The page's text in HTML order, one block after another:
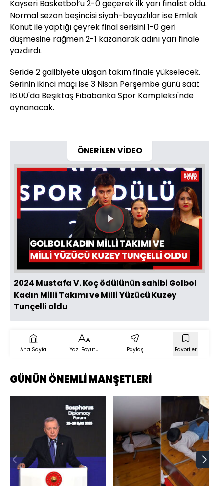
Kayseri Basketbol’u 2-0 geçerek ilk yarı finalist oldu.
Normal sezon beşincisi siyah-beyazlılar ise Emlak
Konut ile yaptığı çeyrek final serisini 1-0 geri
düşmesine rağmen 2-1 kazanarak adını yarı finale
yazdırdı.
Seride 2 galibiyete ulaşan takım finale yükselecek.
Serinin ikinci maçı ise 3 Nisan Perşembe günü saat
16.00'da Beşiktaş Fibabanka Spor Kompleksi'nde
oynanacak.
ÖNERİLEN VİDEO
Videoyu
Oynat
2024 Mustafa V. Koç ödülünün sahibi Golbol
Kadın Milli Takımı ve Milli Yüzücü Kuzey
Tunçelli oldu
Ana Sayfa Yazı Boyutu Paylaş Favoriler
GÜNÜN ÖNEMLİ MANŞETLERİ